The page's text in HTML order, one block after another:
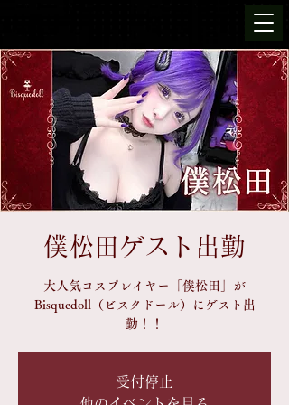
僕松田ゲスト出勤
大人気コスプレイヤー「僕松田」が
Bisquedoll（ビスクドール）にゲスト出
勤！！
受付停止